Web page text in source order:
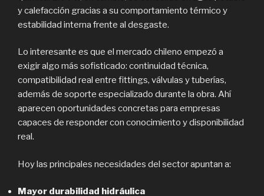
y calefacción gracias a su comportamiento térmico y
estabilidad interna frente al desgaste.
Lo interesante es que el mercado chileno empezó a
exigir algo más sofisticado: continuidad técnica,
compatibilidad real entre fittings, válvulas y tuberías,
además de soporte especializado durante la obra. Ahí
aparecen oportunidades concretas para empresas
capaces de responder con conocimiento y disponibilidad
real.
Hoy las principales necesidades del sector apuntan a:
Mayor durabilidad hidráulica